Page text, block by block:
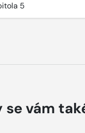
5
se vám